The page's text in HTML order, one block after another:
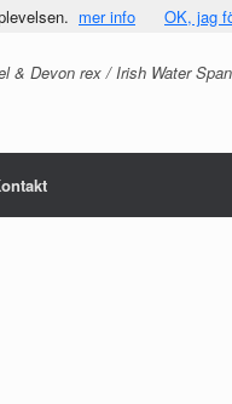
& Devon rex / Irish Water
mer info OK, jag